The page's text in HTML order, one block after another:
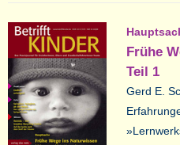
Frühe
Teil 1
Gerd E.